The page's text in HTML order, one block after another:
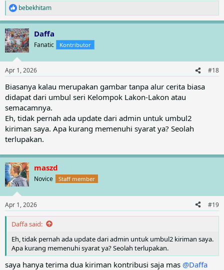
R
e
a
c
t
i
s
:
bebekhitam
Daffa
Fanatic Kontributor
Apr 1, 2026 #18
Biasanya kalau merupakan gambar tanpa alur cerita biasa
didapat dari umbul seri Kelompok Lakon-Lakon atau
semacamnya.
Eh, tidak pernah ada update dari admin untuk umbul2
kiriman saya. Apa kurang memenuhi syarat ya? Seolah
terlupakan.
maszd
Novice Staff member
Apr 1, 2026 #19
Daffa said:
Eh, tidak pernah ada update dari admin untuk umbul2 kiriman saya.
Apa kurang memenuhi syarat ya? Seolah terlupakan.
saya hanya terima dua kiriman kontribusi saja mas @Daffa